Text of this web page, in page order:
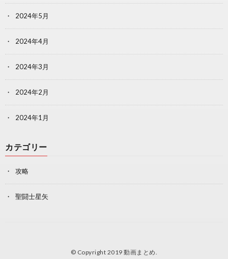
2024年5月
2024年4月
2024年3月
2024年2月
2024年1月
カテゴリー
攻略
聖闘士星矢
© Copyright 2019動画まとめ.